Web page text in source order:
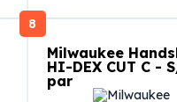
8
Milwaukee
HI-DEX CUT C -
par